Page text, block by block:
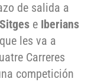
de salida a
e Iberians
les va a
Carreres
competición